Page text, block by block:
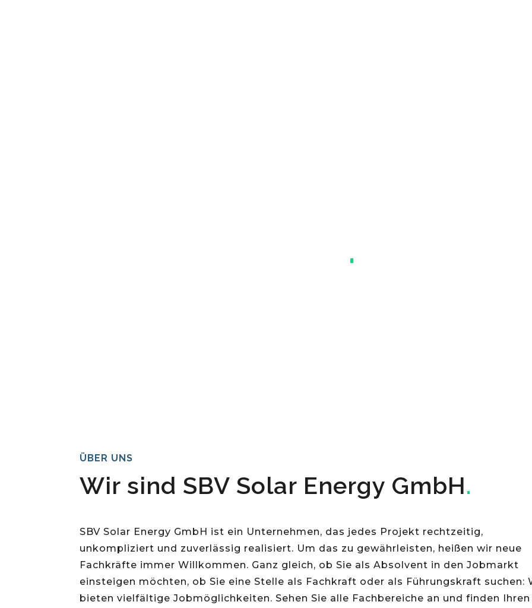
.
ÜBER UNS
Wir sind SBV Solar Energy GmbH.
SBV Solar Energy GmbH ist ein Unternehmen, das jedes Projekt rechtzeitig,
unkompliziert und zuverlässig realisiert. Um das zu gewährleisten, heißen wir neue
Fachkräfte immer Willkommen. Ganz gleich, ob Sie als Absolvent in den Jobmarkt
einsteigen möchten, ob Sie eine Stelle als Fachkraft oder als Führungskraft suchen:
bieten vielfältige Jobmöglichkeiten. Sehen Sie alle Fachbereiche an und finden Ihren